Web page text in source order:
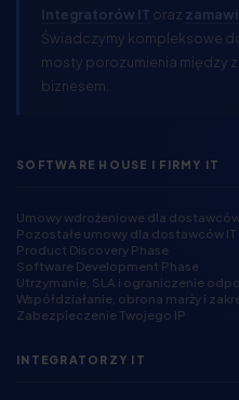
Integratorów IT oraz
Świadczymy kompleksowe
mosty porozumienia między
biznesem.
SOFTWARE HOUSE I FIRMY IT
Umowy wdrożeniowe dla
Pozostałe umowy dla dostawców IT
Product Discovery Phase
Software Development Phase
Utrzymanie, SLA i ograniczenie
Współdziałanie, obrona marży i
Zabezpieczenie Twojego IP
INTEGRATORZY IT